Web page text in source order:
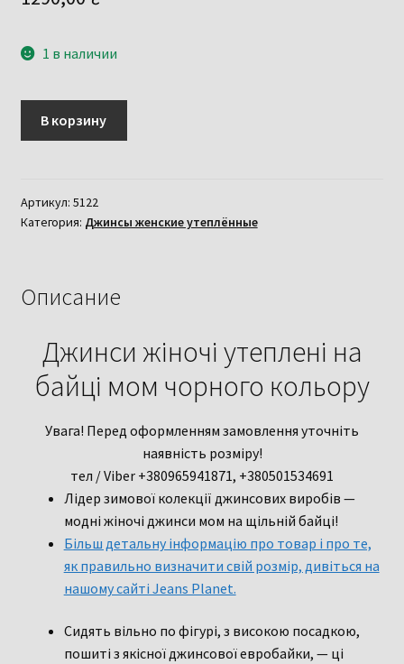
1 в наличии
утеплені
на
чорного
розмір
В корзину
Артикул: 5122
Категория: Джинсы женские утеплённые
Описание
Джинси жіночі утеплені на
байці мом чорного кольору
Увага! Перед оформленням замовлення уточніть
наявність розміру!
тел / Viber +380965941871, +380501534691
Лідер зимової колекції джинсових виробів —
модні жіночі джинси мом на щільній байці!
Більш детальну інформацію про товар і про те,
як правильно визначити свій розмір, дивіться на
нашому сайті Jeans Planet.
Сидять вільно по фігурі, з високою посадкою,
пошиті з якісної джинсової евробайки, — ці